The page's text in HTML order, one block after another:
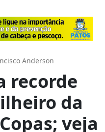
Anderson
recorde
da
veja